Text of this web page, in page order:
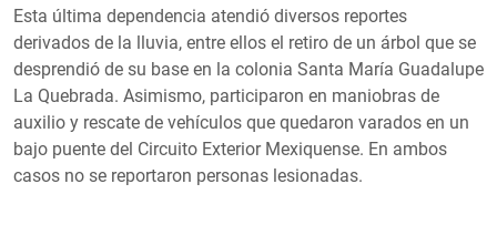
Esta última dependencia atendió diversos reportes
derivados de la lluvia, entre ellos el retiro de un árbol que se
desprendió de su base en la colonia Santa María Guadalupe
La Quebrada. Asimismo, participaron en maniobras de
auxilio y rescate de vehículos que quedaron varados en un
bajo puente del Circuito Exterior Mexiquense. En ambos
casos no se reportaron personas lesionadas.